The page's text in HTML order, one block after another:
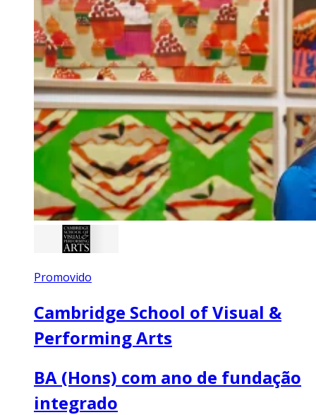
Promovido
Cambridge School of Visual &
Performing Arts
BA (Hons) com ano de fundação
integrado